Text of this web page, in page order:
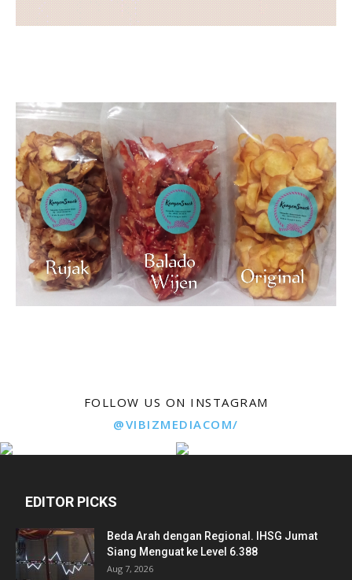
FOLLOW US ON INSTAGRAM
@VIBIZMEDIACOM/
EDITOR PICKS
Beda Arah dengan Regional. IHSG Jumat
Siang Menguat ke Level 6.388
Aug 7, 2026